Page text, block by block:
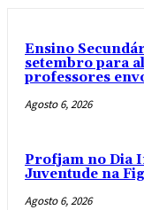
Ensino
setembro para
professores
Agosto 6, 2026
Profjam no Dia
Juventude na
Agosto 6, 2026